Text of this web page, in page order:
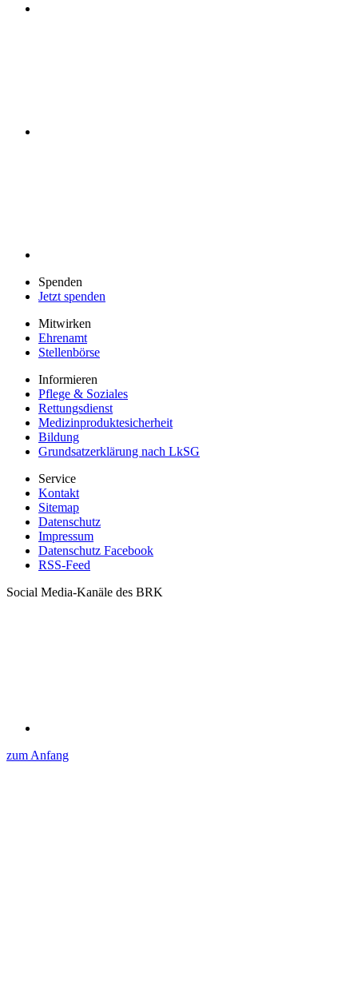
Spenden
Jetzt spenden
Mitwirken
Ehrenamt
Stellenbörse
Informieren
Pflege & Soziales
Rettungsdienst
Medizinproduktesicherheit
Bildung
Grundsatzerklärung nach LkSG
Service
Kontakt
Sitemap
Datenschutz
Impressum
Datenschutz Facebook
RSS-Feed
Social Media-Kanäle des BRK
zum Anfang